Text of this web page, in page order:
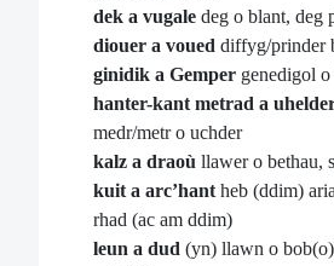
dek a vugale deg o blant, deg
diouer a voued diffyg/prinder
ginidik a Gemper genedigol
hanter-kant metrad a
medr/metr o uchder
kalz a draoù llawer o bethau,
kuit a arc’hant heb (ddim)
rhad (ac am ddim)
leun a dud (yn) llawn o